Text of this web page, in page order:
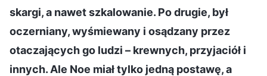
skargi, a nawet szkalowanie. Po drugie, był
oczerniany, wyśmiewany i osądzany przez
otaczających go ludzi – krewnych, przyjaciół i
innych. Ale Noe miał tylko jedną postawę, a